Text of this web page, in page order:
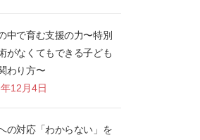
中で育む支援の力〜特別
がなくてもできる子ども
わり方〜
12月4日
の対応「わからない」を